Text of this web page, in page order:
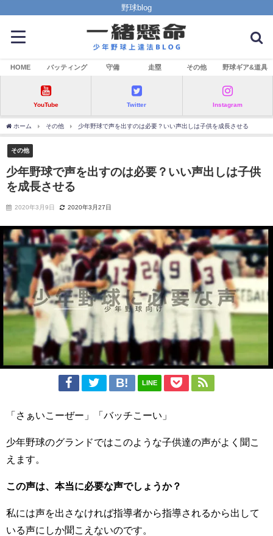
野球blog
HOME バッティング 守備 走塁 その他 野球ギア&道具
YouTube Twitter Instagram
ホーム その他 少年野球で声を出すのは必要？いい声出しは子供を成長させる
その他
少年野球で声を出すのは必要？いい声出しは子供
を成長させる
2020年3月9日 2020年3月27日
LINE
「さぁいこーぜー」「バッチこーい」
少年野球のグランドではこのような子供達の声がよく聞こ
えます。
この声は、本当に必要な声でしょうか？
私には声を出さなければ指導者から指導されるから出して
いる声にしか聞こえないのです。